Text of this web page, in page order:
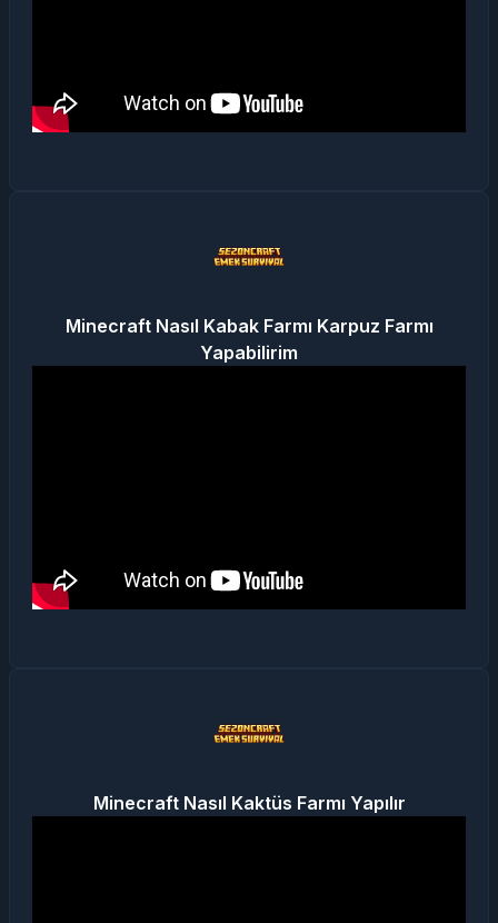
Minecraft Nasıl Kabak Farmı Karpuz Farmı
Yapabilirim
Minecraft Nasıl Kaktüs Farmı Yapılır